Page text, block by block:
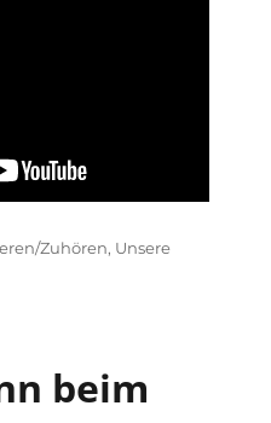
Zuhören, Unsere
beim